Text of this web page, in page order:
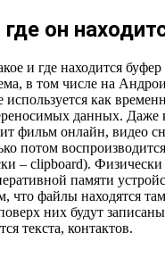
он
и где находится
в том числе на
как
данных. Даже
фильм онлайн, видео
потом
– clipboard).
памяти
что файлы находятся
них будут
текста, контактов.